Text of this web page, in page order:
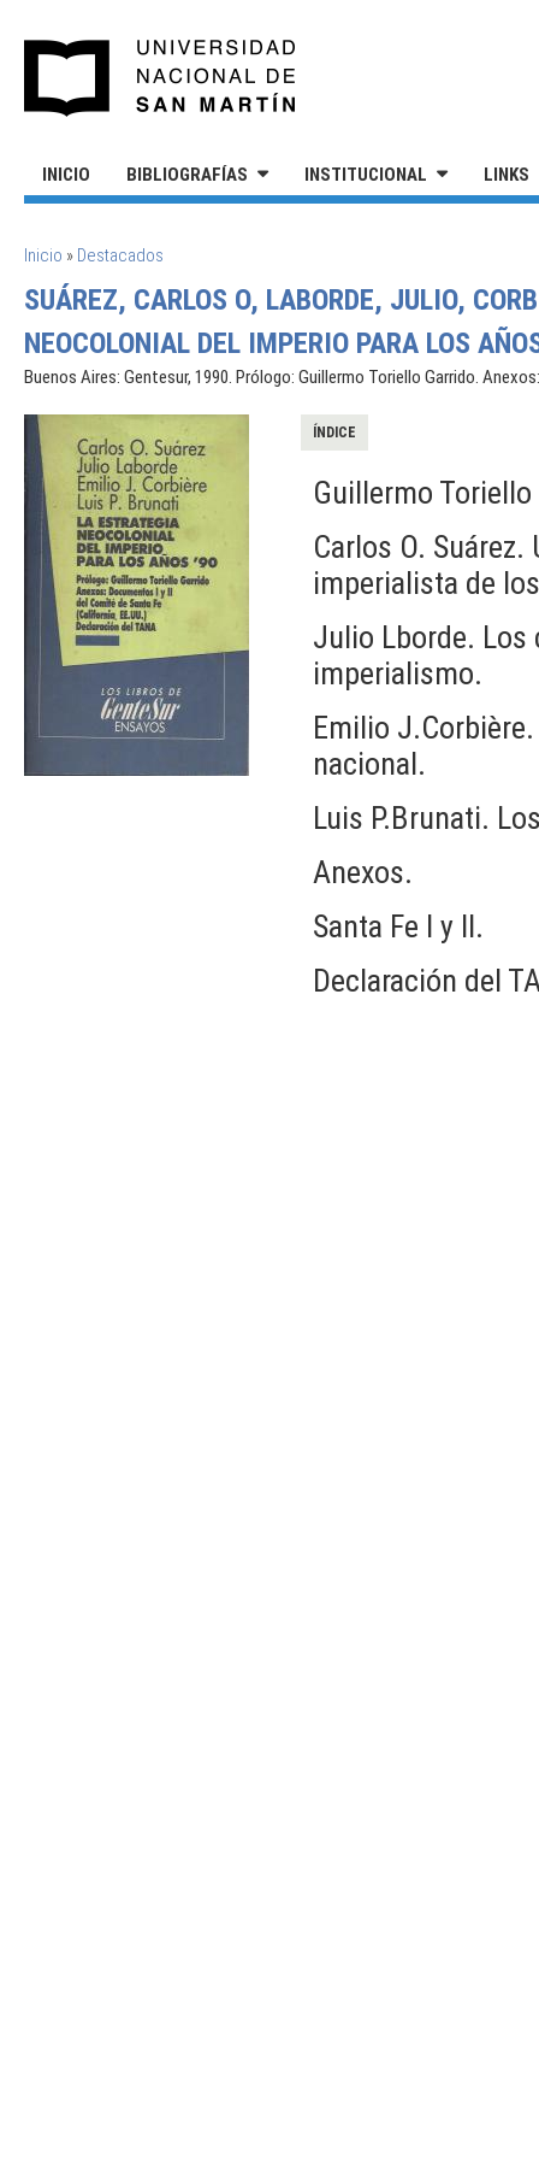
INICIO BIBLIOGRAFÍAS INSTITUCIONAL LINKS
SE ENCUENTRA USTED AQUÍ
Inicio » Destacados
SUÁREZ, CARLOS O, LABORDE, JULIO,
NEOCOLONIAL DEL IMPERIO PARA LOS
Buenos Aires: Gentesur, 1990. Prólogo: Guillermo Toriello Garrido.
ÍNDICE
Guillermo
Carlos O.
imperialista de
Julio Lborde. Los
imperialismo.
Emilio
nacional.
Luis P.Brunati.
Anexos.
Santa Fe I y II.
Declaración del